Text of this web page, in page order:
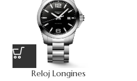
Reloj Longines